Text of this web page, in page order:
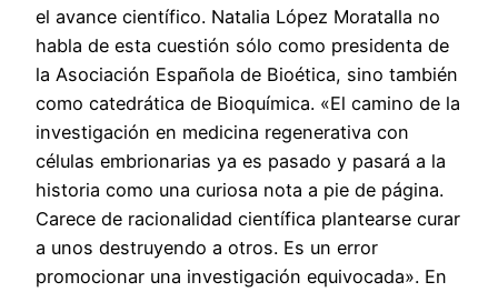
el avance científico. Natalia López Moratalla no
habla de esta cuestión sólo como presidenta de
la Asociación Española de Bioética, sino también
como catedrática de Bioquímica. «El camino de la
investigación en medicina regenerativa con
células embrionarias ya es pasado y pasará a la
historia como una curiosa nota a pie de página.
Carece de racionalidad científica plantearse curar
a unos destruyendo a otros. Es un error
promocionar una investigación equivocada». En